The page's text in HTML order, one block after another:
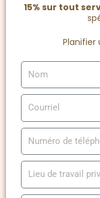
15% sur tout